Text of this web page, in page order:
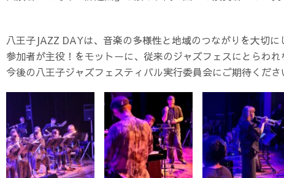
八王子JAZZ DAYは、音楽の多様性と地域のつながりを大切
参加者が主役！をモットーに、従来のジャズフェスにとらわ
今後の八王子ジャズフェスティバル実行委員会にご期待くださ